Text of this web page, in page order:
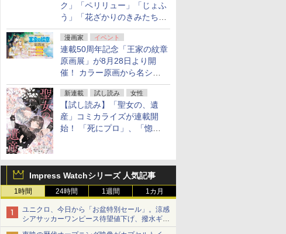
ク」「ペリリュー」「じょふ
う」「花ざかりのきみたち
へ」などが最大50％オフ！
「白泉社 夏の大割引セー
ル」が開催中！
漫画家 イベント
連載50周年記念「王家の紋章
原画展」が8月28日より開
催！ カラー原画から名シー
ンの原稿まで
新連載 試し読み 女性
【試し読み】「聖女の、遺
産」コミカライズが連載開
始！ 「死にプロ」、「惚れ
Impress Watchシリーズ 人気記事
1時間 24時間 1週間 1カ月
ユニクロ、今日から「お盆特別セール」。涼感
シアサッカーワンピース待望値下げ、撥水ギア
ショーツは1990円に